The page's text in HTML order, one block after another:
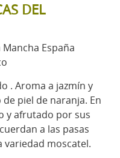
DEL
Mancha España
. Aroma a jazmín y
piel de naranja. En
y afrutado por sus
a las pasas
variedad moscatel.